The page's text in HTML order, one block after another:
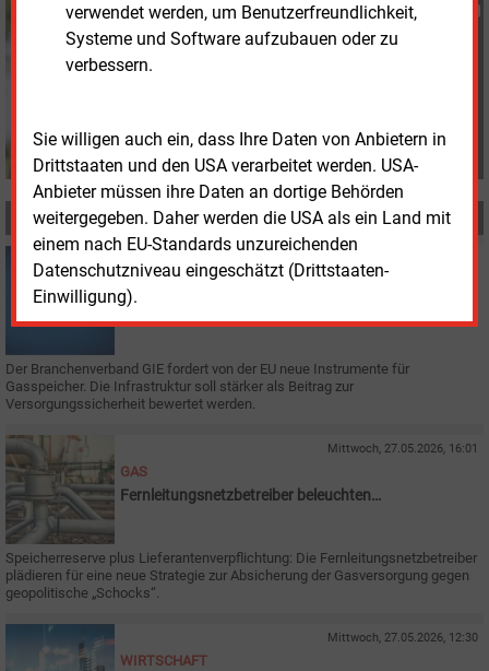
verwendet werden, um Benutzerfreundlichkeit,
Systeme und Software aufzubauen oder zu
verbessern.
Sie willigen auch ein, dass Ihre Daten von Anbietern in
Drittstaaten und den USA verarbeitet werden. USA-
Anbieter müssen ihre Daten an dortige Behörden
weitergegeben. Daher werden die USA als ein Land mit
einem nach EU-Standards unzureichenden
Datenschutzniveau eingeschätzt (Drittstaaten-
Einwilligung).
Susanne Harmsen
+49 (0) 151 28207503
MEHR ZUM THEMA
EUROPAEISCHE UNION
Verband fordert neuen Rahmen für Gasspeicher
Der Branchenverband GIE fordert von der EU neue Instrumente für
Gasspeicher. Die Infrastruktur soll stärker als Beitrag zur
Versorgungssicherheit bewertet werden.
Mittwoch, 27.05.2026, 16:01
GAS
Fernleitungsnetzbetreiber beleuchten
Speicherreserve plus Lieferantenverpflichtung: Die Fernleitungsnetzbetreiber
plädieren für eine neue Strategie zur Absicherung der Gasversorgung gegen
geopolitische „Schocks“.
Mittwoch, 27.05.2026, 12:30
WIRTSCHAFT